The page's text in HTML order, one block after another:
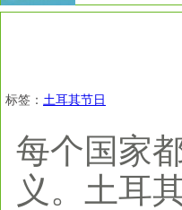
标签： 土耳其节日
每个国家
义。土耳